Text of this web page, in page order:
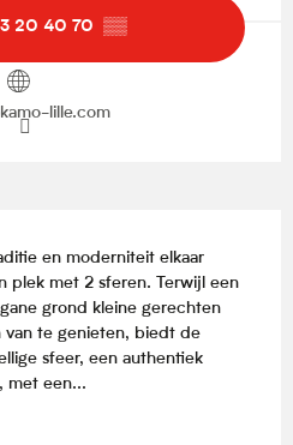
3 20 40 70 ▒▒
lille.com
en moderniteit elkaar
plek met 2 sferen. Terwijl een
grond kleine gerechten
van te genieten, biedt de
sfeer, een authentiek
met een...